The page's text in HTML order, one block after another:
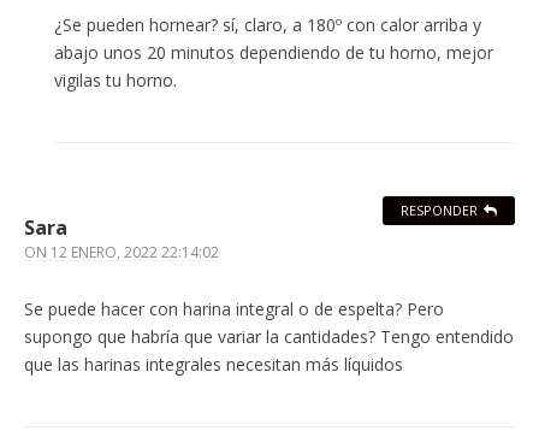
¿Se pueden hornear? sí, claro, a 180º con calor arriba y
abajo unos 20 minutos dependiendo de tu horno, mejor
vigilas tu horno.
Sara
ON 12 ENERO, 2022 22:14:02
Se puede hacer con harina integral o de espelta? Pero
supongo que habría que variar la cantidades? Tengo entendido
que las harinas integrales necesitan más líquidos
RESPONDER